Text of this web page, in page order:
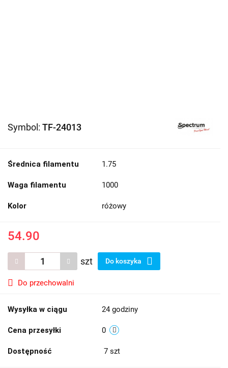
Symbol: TF-24013
Średnica filamentu 1.75
Waga filamentu 1000
Kolor różowy
54.90
szt Do koszyka
Do przechowalni
Wysyłka w ciągu 24 godziny
Cena przesyłki 0
Dostępność 7 szt